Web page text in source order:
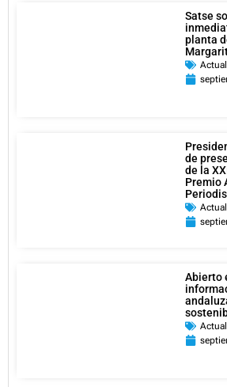
Satse
planta
de
de la
Premio
Abierto